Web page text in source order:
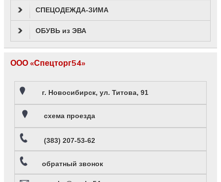
СПЕЦОДЕЖДА-ЗИМА
ОБУВЬ из ЭВА
ООО «Спецторг54»
г. Новосибирск, ул. Титова, 91
схема проезда
(383) 207-53-62
обратный звонок